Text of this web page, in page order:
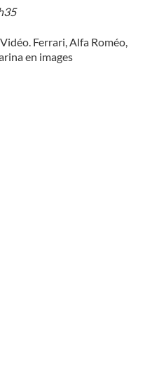
Vidéo. Ferrari, Alfa Roméo,
en images